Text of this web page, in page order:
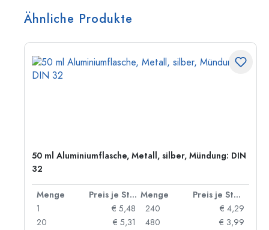
Ähnliche Produkte
50 ml Aluminiumflasche, Metall, silber, Mündung: DIN
32
Menge Preis je Stück Menge
Preis je Stück
1
€ 5,48
20
€ 5,31
240
€ 4,29
480
€ 3,99